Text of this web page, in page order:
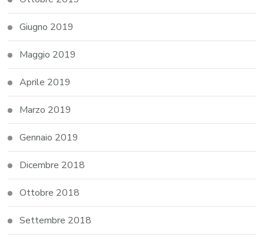
Giugno 2019
Maggio 2019
Aprile 2019
Marzo 2019
Gennaio 2019
Dicembre 2018
Ottobre 2018
Settembre 2018